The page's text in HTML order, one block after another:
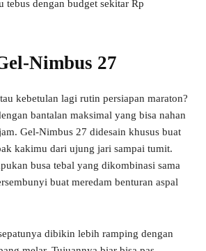
tebus dengan budget sekitar Rp
Nimbus 27
kebetulan lagi rutin persiapan maraton?
bantalan maksimal yang bisa nahan
Gel-Nimbus 27 didesain khusus buat
kakimu dari ujung jari sampai tumit.
busa tebal yang dikombinasi sama
buat meredam benturan aspal
dibikin lebih ramping dengan